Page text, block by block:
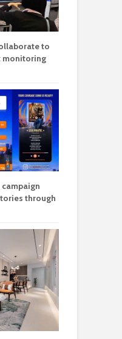
to
monitoring
campaign
through